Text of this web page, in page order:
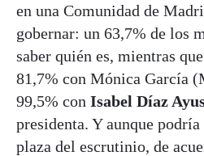
en una Comunidad de
gobernar: un 63,7% de los
saber quién es, mientras
81,7% con Mónica García
99,5% con Isabel Díaz
presidenta. Y aunque
plaza del escrutinio, de